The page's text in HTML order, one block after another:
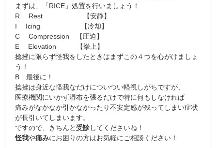
まずは、「RICE 」 処置を行いましょう！
R
Rest
【安静】
I
Icing
【冷却】
C
Compression
【圧迫】
E Elevation
【挙上】
捻挫に限らず怪我をしたときはまずこの４つを心がけましょ
う！
B 最後に！
捻挫は身近な怪我なだけについつい軽視 しがちですが、
医療機関にいかず湿布を張るだけで特に何もしなければ
痛みがなかなか引かなかったり不安定感が残ってしまい症状
が長引いてしまいます。
ですので、きちんと受診してくださいね！
怪我や痛みにお困りの方はお気軽にご相談ください！